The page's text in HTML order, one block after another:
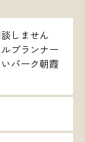
しません
プランナー
パーク朝霞